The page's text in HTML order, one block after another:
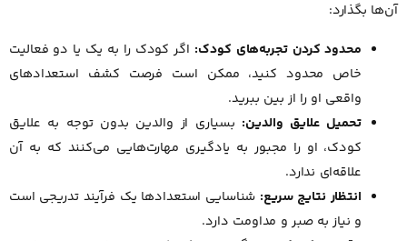
آن‌ها بگذارد:
محدود کردن تجربه‌های کودک: اگر کودک را به یک یا دو فعالیت
خاص محدود کنید، ممکن است فرصت کشف استعدادهای
واقعی او را از بین ببرید.
تحمیل علایق والدین: بسیاری از والدین بدون توجه به علایق
کودک، او را مجبور به یادگیری مهارت‌هایی می‌کنند که به آن
علاقه‌ای ندارد.
انتظار نتایج سریع: شناسایی استعدادها یک فرآیند تدریجی است
و نیاز به صبر و مداومت دارد.